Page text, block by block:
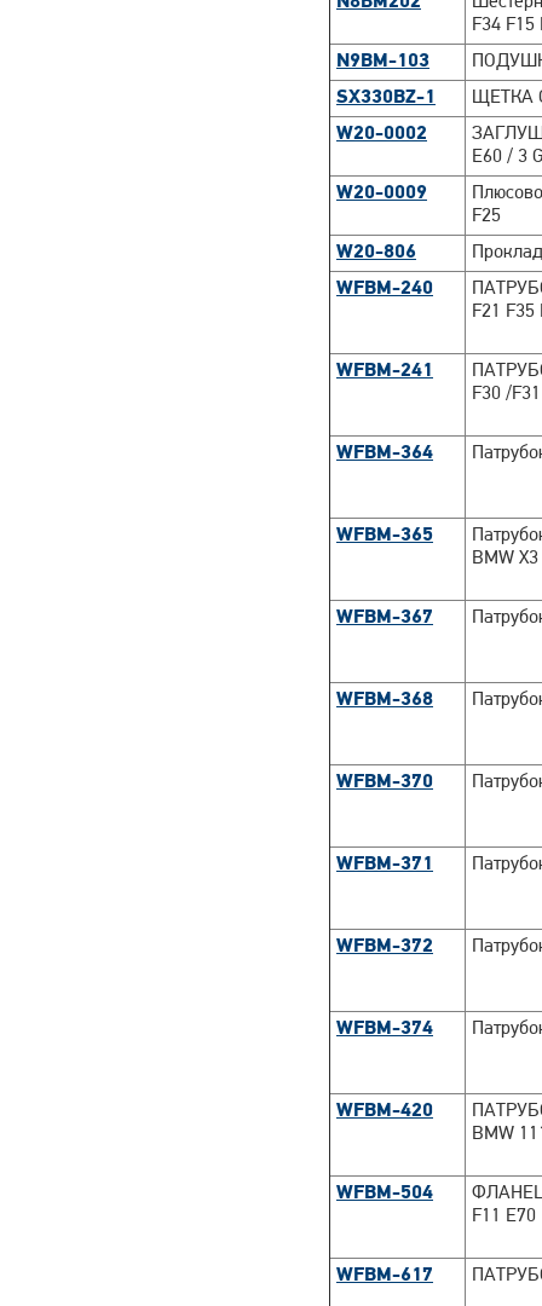
F34 F15
N9BM-103
SX330BZ-1
ЩЕТКА
W20-0002
E60 / 3
W20-0009
F25
W20-806
WFBM-240
F21 F35
WFBM-241
F30 /F31
WFBM-364
WFBM-365
BMW
WFBM-367
WFBM-368
WFBM-370
WFBM-371
WFBM-372
WFBM-374
WFBM-420
BMW
WFBM-504
F11 E70
WFBM-617